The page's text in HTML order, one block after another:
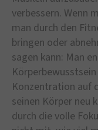
verbessern. Wenn
man durch den
bringen oder
sagen kann: Man
Konzentration auf
seinen Körper neu
durch die volle